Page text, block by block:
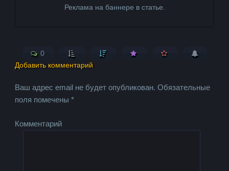
Реклама на баннере в статье.
0
Добавить комментарий
Ваш адрес email не будет опубликован. Обязательные
поля помечены*
Комментарий